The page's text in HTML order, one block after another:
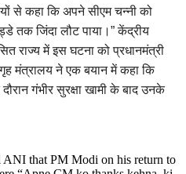
से कहा कि अपने सीएम चन्नी को
तक जिंदा लौट पाया।” केंद्रीय
राज्य में इस घटना को प्रधानमंत्री
मंत्रालय ने एक बयान में कहा कि
गंभीर सुरक्षा खामी के बाद उनके
that PM Modi on his return to